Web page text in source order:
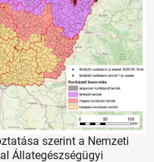
szerint a Nemzeti
Állategészségügyi